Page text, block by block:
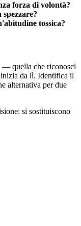
forza di volontà?
tossica?
— quella che riconosci
da lì. Identifica il
alternativa per due
si sostituiscono